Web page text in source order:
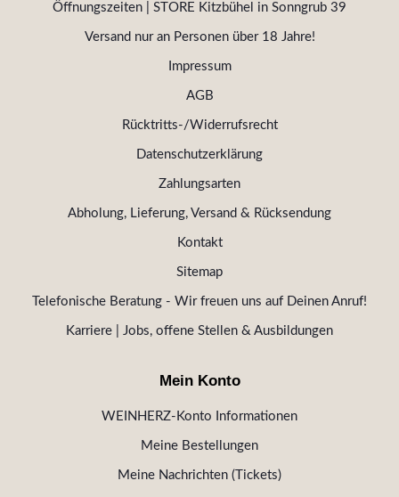
Öffnungszeiten | STORE Kitzbühel in Sonngrub 39
Versand nur an Personen über 18 Jahre!
Impressum
AGB
Rücktritts-/Widerrufsrecht
Datenschutzerklärung
Zahlungsarten
Abholung, Lieferung, Versand & Rücksendung
Kontakt
Sitemap
Telefonische Beratung - Wir freuen uns auf Deinen Anruf!
Karriere | Jobs, offene Stellen & Ausbildungen
Mein Konto
WEINHERZ-Konto Informationen
Meine Bestellungen
Meine Nachrichten (Tickets)